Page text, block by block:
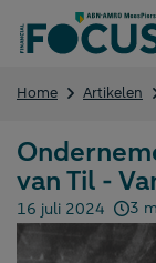
naar
Home Artikelen
van Til -
Gepubliceerd op:
16 juli 2024 3